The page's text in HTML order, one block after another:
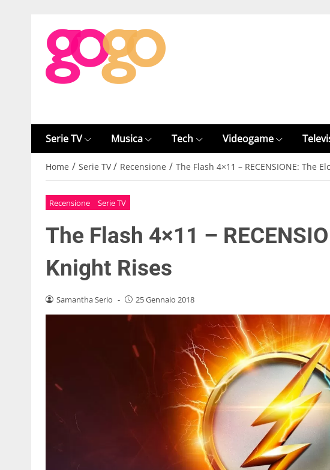
Serie TV Musica Tech Videogame
Home / Serie TV / Recensione / The Flash 4×11 – RECENSIONE: The
Recensione Serie TV
The Flash 4×11 –
Knight Rises
Samantha Serio - 25 Gennaio 2018